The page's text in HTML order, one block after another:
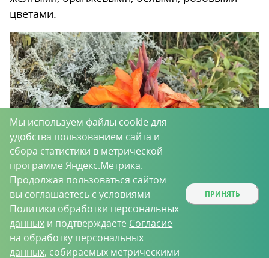
цветами.
Канна осенью
Мы используем файлы cookie для
удобства пользованием сайта и
сбора статистики в метрической
программе Яндекс.Метрика.
Продолжая пользоваться сайтом
вы соглашаетесь с условиями
Политики обработки персональных
данных и подтверждаете Согласие
на обработку персональных
данных, собираемых метрическими
ПРИНЯТЬ